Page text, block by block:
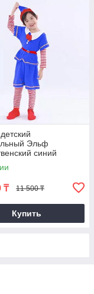
Эльф
синий
₸ 11 500 ₸
Купить